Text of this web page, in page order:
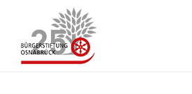
springen